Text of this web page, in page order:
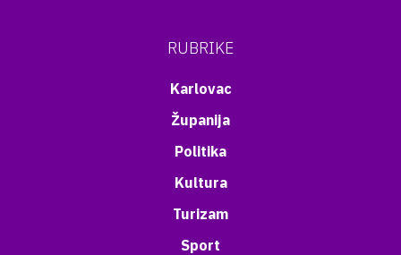
RUBRIKE
Karlovac
Županija
Politika
Kultura
Turizam
Sport